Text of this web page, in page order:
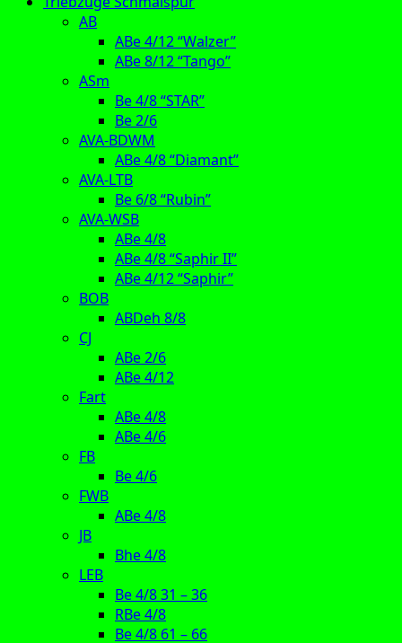
AB
ABe 4/12 “Walzer”
ABe 8/12 “Tango”
ASm
Be 4/8 “STAR”
Be 2/6
AVA-BDWM
ABe 4/8 “Diamant”
AVA-LTB
Be 6/8 “Rubin”
AVA-WSB
ABe 4/8
ABe 4/8 “Saphir II”
ABe 4/12 “Saphir”
BOB
ABDeh 8/8
CJ
ABe 2/6
ABe 4/12
Fart
ABe 4/8
ABe 4/6
FB
Be 4/6
FWB
ABe 4/8
JB
Bhe 4/8
LEB
Be 4/8 31 – 36
RBe 4/8
Be 4/8 61 – 66